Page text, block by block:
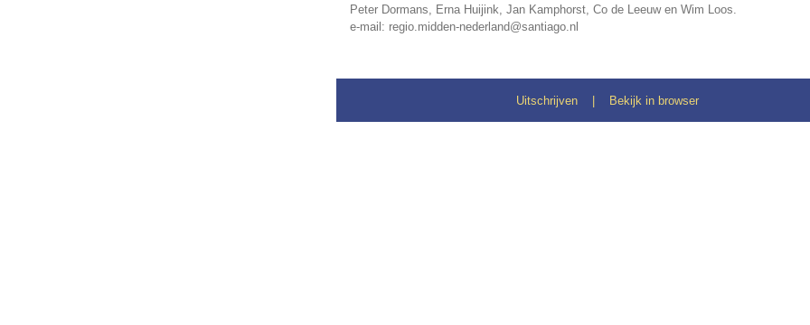
Peter Dormans, Erna Huijink, Jan Kamphorst, Co de Leeuw en Wim Loos.
e-mail: regio.midden-nederland@santiago.nl
Uitschrijven Bekijk in browser